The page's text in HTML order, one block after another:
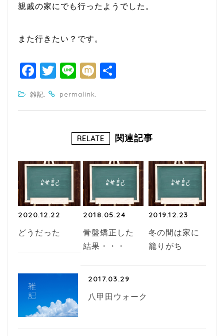
親戚の家にでも行ったようでした。
また行きたい？です。
F
a
c
o
k
T
itt
Li
n
e
M
雑記. permalink.
RELATE 関連記事
2020.12.22
どうだった
2018.05.24
骨盤矯正した
結果・・・
2019.12.23
冬の間は家に
籠りがち
2017.03.29
八甲田ウォーク